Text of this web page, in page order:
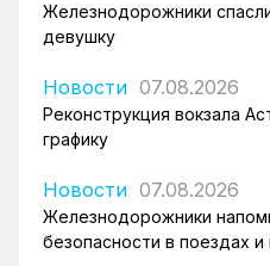
Железнодорожники
девушку
Новости 07.08.2026
Реконструкция вокзала
графику
Новости 07.08.2026
Железнодорожники
безопасности в поездах и